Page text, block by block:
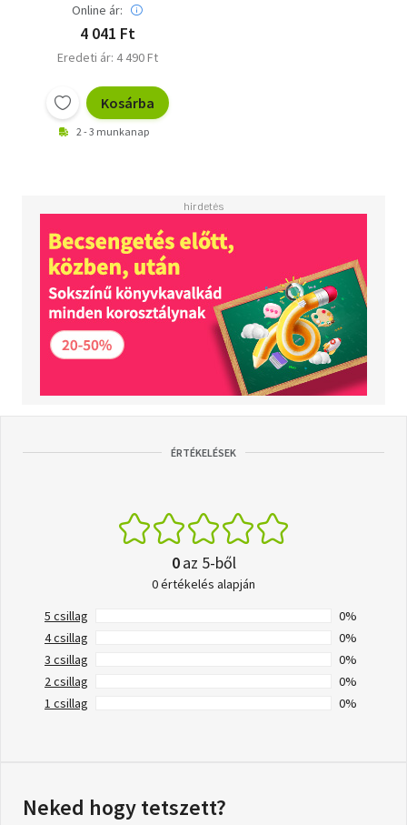
Online ár:
4 041 Ft
Eredeti ár: 4 490 Ft
Kosárba
2 - 3 munkanap
ÉRTÉKELÉSEK
0az 5-ből
0 értékelés alapján
5 csillag
0%
4 csillag
0%
3 csillag
0%
2 csillag
0%
1 csillag
0%
Neked hogy tetszett?